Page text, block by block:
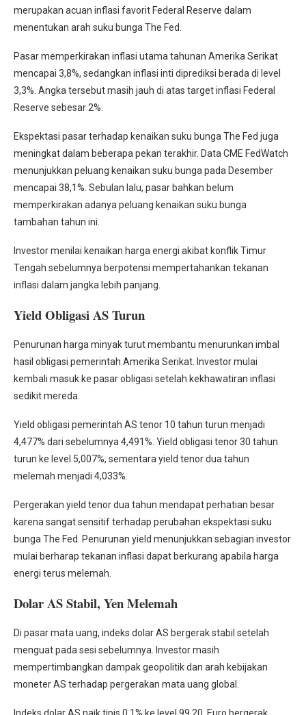
merupakan acuan inflasi favorit Federal Reserve dalam
menentukan arah suku bunga The Fed.
Pasar memperkirakan inflasi utama tahunan Amerika Serikat
mencapai 3,8%, sedangkan inflasi inti diprediksi berada di level
3,3%. Angka tersebut masih jauh di atas target inflasi Federal
Reserve sebesar 2%.
Ekspektasi pasar terhadap kenaikan suku bunga The Fed juga
meningkat dalam beberapa pekan terakhir. Data CME FedWatch
menunjukkan peluang kenaikan suku bunga pada Desember
mencapai 38,1%. Sebulan lalu, pasar bahkan belum
memperkirakan adanya peluang kenaikan suku bunga
tambahan tahun ini.
Investor menilai kenaikan harga energi akibat konflik Timur
Tengah sebelumnya berpotensi mempertahankan tekanan
inflasi dalam jangka lebih panjang.
Yield Obligasi AS Turun
Penurunan harga minyak turut membantu menurunkan imbal
hasil obligasi pemerintah Amerika Serikat. Investor mulai
kembali masuk ke pasar obligasi setelah kekhawatiran inflasi
sedikit mereda.
Yield obligasi pemerintah AS tenor 10 tahun turun menjadi
4,477% dari sebelumnya 4,491%. Yield obligasi tenor 30 tahun
turun ke level 5,007%, sementara yield tenor dua tahun
melemah menjadi 4,033%.
Pergerakan yield tenor dua tahun mendapat perhatian besar
karena sangat sensitif terhadap perubahan ekspektasi suku
bunga The Fed. Penurunan yield menunjukkan sebagian investor
mulai berharap tekanan inflasi dapat berkurang apabila harga
energi terus melemah.
Dolar AS Stabil, Yen Melemah
Di pasar mata uang, indeks dolar AS bergerak stabil setelah
menguat pada sesi sebelumnya. Investor masih
mempertimbangkan dampak geopolitik dan arah kebijakan
moneter AS terhadap pergerakan mata uang global.